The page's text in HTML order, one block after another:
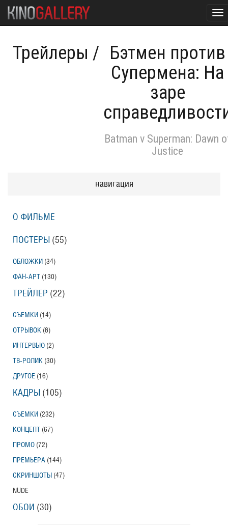
Трейлеры / Бэтмен против
Супермена: На
заре
Batman v Superman: Dawn
Justice
навигация
О ФИЛЬМЕ
ПОСТЕРЫ (55)
ОБЛОЖКИ (34)
ФАН-АРТ (130)
ТРЕЙЛЕР (22)
СЪЕМКИ (14)
ОТРЫВОК (8)
ИНТЕРВЬЮ (2)
ТВ-РОЛИК (30)
ДРУГОЕ (16)
КАДРЫ (105)
СЪЕМКИ (232)
КОНЦЕПТ (67)
ПРОМО (72)
ПРЕМЬЕРА (144)
СКРИНШОТЫ (47)
NUDE
ОБОИ (30)